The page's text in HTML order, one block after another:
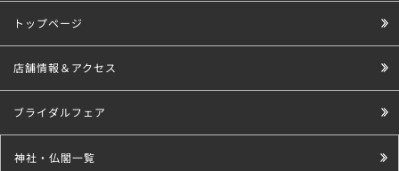
トップページ
店舗情報＆アクセス
ブライダルフェア
神社・仏閣一覧